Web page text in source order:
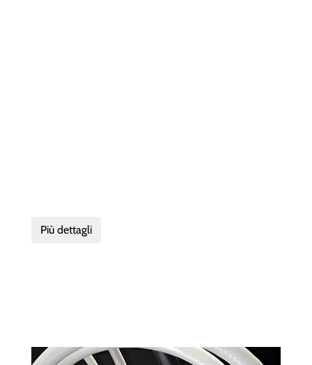
Più dettagli